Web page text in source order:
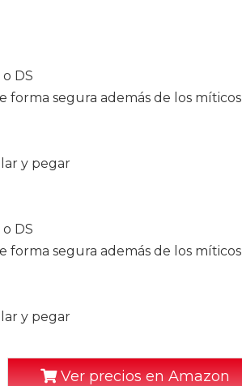
DS
segura además de los míticos
y pegar
DS
segura además de los míticos
y pegar
Ver precios en Amazon